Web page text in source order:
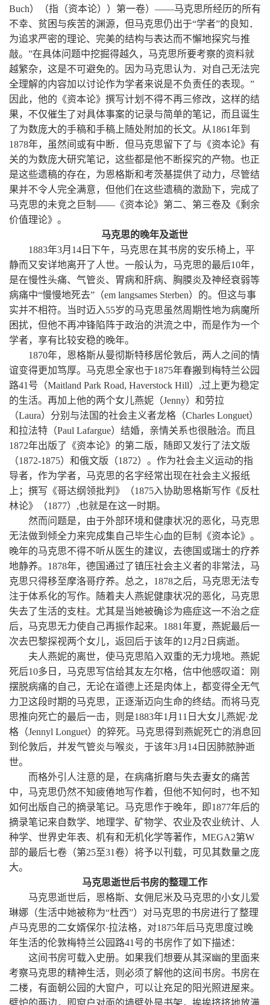
Buch）（指（资本论））第一卷）——马克思所经历的所有
不幸、贫困与疾苦的渊源，但马克思仍出于“学者”的良知．
为追求严密的理论、完美的结构与表达而不懈地探究与推
敲。”在具体问题中挖掘得越久，马克思所要考察的资料就
越繁杂，这是不可避免的。因为马克思认为．对自己无法完
全理解的内容加以讨论作为学者来说是不负责任的表现。”
因此，他的《资本论》撰写计划不得不再三修改，这样的结
果，不仅催生了对具体事案的记录与简单的笔记，而且诞生
了为数庞大的手稿和手稿上随处附加的长文。从1861年到
1878年，虽然间或有中断．但马克思留下了与《资本论》有
关的为数庞大研究笔记，这些都是他不断探究的产物。也正
是这些遗稿的存在，为恩格斯和考茨基提供了动力，尽管结
果并不令人完全满意，但他们在这些遗稿的激励下，完成了
马克思的未竞之巨制——《资本论》第二、第三卷及《剩余
价值理论》。
马克思的晚年及逝世
1883年3月14日下午，马克思在其书房的安乐椅上，平
静而又安详地离开了人世。一般认为，马克思的最后10年，
是在慢性头痛、气管炎、胃病和肝病、胸膜炎及神经衰弱等
病痛中“慢慢地死去”（em langsames Sterben）的。但这与事
实并不相符。当时迈入55岁的马克思虽然周期性地为病魔所
困扰，但他不再冲锋陷阵于政治的洪流之中，而是作为一个
学者，享有比较安稳的晚年。
1870年，恩格斯从曼彻斯特移居伦敦后，两人之间的情
谊变得更加笃厚。马克思全家也于1875年春搬到梅特兰公园
路41号（Maitland Park Road, Haverstock Hill）,过上更为稳定
的生活。再加上他的两个女儿燕妮（Jenny）和劳拉
（Laura）分别与法国的社会主义者龙格（Charles Longuet）
和拉法特（Paul Lafargue）结婚，亲情关系也很融洽。而且
1872年出版了《资本论》的第二版，随即又发行了法文版
（1872-1875）和俄文版（1872）。作为社会主义运动的指
导者，作为学者，马克思的名字经常出现在社会主义报纸
上；撰写《哥达纲领批判》（1875入协助恩格斯写作《反杜
林论》（1877）,也就是在这一时期。
然而问题是，由于外部环境和健康状况的恶化，马克思
无法做到倾全力来完成集自己毕生心血的巨制《资本论》。
晚年的马克思不得不听从医生的建议，去德国或瑞士的疗养
地静养。1878年，德国通过了镇压社会主义者的非常法，马
克思只得移至摩洛哥疗养。总之，1878之后，马克思无法专
注于体系化的写作。随着夫人燕妮健康状况的恶化，马克思
失去了生活的支柱。尤其是当她被确诊为癌症这一不治之症
后，马克思无力使自己再振作起来。1881年夏，燕妮最后一
次去巴黎探视两个女儿，返回后于该年的12月2日病逝。
夫人燕妮的离世，使马克思陷入双重的无力境地。燕妮
死后10多日，马克思写信给其友左尔格，信中他感叹道：刚
摆脱病痛的自己，无论在道德上还是肉体上，都变得全无气
力卫这段时期的马克思，正逐渐迈向生命的终结。而将马克
思推向死亡的最后一击，则是1883年1月11日大女儿燕妮·龙
格（Jennyl Longuet）的猝死。马克思得到燕妮死亡的消息回
到伦敦后，并发气管炎与喉炎，于该年3月14日因肺脓肿逝
世。
而格外引人注意的是，在病痛折磨与失去妻女的痛苦
中，马克思仍然不知疲倦地写作着，但他不知何时，也不知
如何出版自己的摘录笔记。马克思作于晚年，即1877年后的
摘录笔记来自数学、地理学、矿物学、农业及农业统计、人
种学、世界史年表、机有和无机化学等著作，MEGA2第W
部的最后七卷（第25至31卷）将予以刊载，可见其数量之庞
大。
马克思逝世后书房的整理工作
马克思逝世后，恩格斯、女佣尼米及马克思的小女儿爱
琳娜（生活中她被称为“杜西”）对马克思的书房进行了整理
卢马克思的二女婿保尔·拉法格，对1875年后马克思度过晚
年生活的伦敦梅特兰公园路41号的书房作了如下描述：
这间书房可载入史册。如果我们想要从其深幽的里面来
考察马克思的精神生活，则必须了解他的这间书房。书房在
二楼，有面朝公园的大窗户，可以让充足的阳光照进屋来。
壁炉的两边，即窗户对面的墙壁处是书架，挨挨挤挤地放满